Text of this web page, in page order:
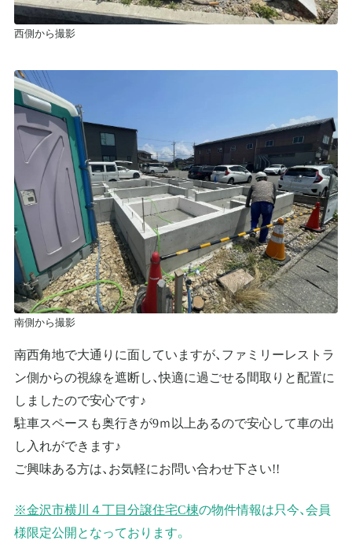
西側から撮影
南側から撮影
南西角地で大通りに面していますが、ファミリーレストラ
ン側からの視線を遮断し、快適に過ごせる間取りと配置に
しましたので安心です♪
駐車スペースも奥行きが9ｍ以上あるので安心して車の出
し入れができます♪
ご興味ある方は、お気軽にお問い合わせ下さい!!
※金沢市横川４丁目分譲住宅C棟の物件情報は只今、会員
様限定公開となっております。